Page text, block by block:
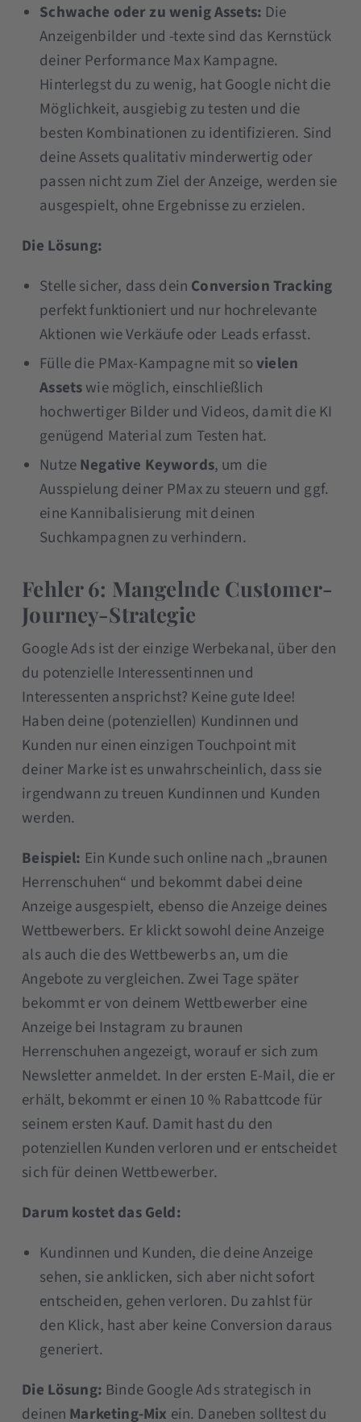
Schwache oder zu wenig Assets: Die
Anzeigenbilder und -texte sind das Kernstück
deiner Performance Max Kampagne.
Hinterlegst du zu wenig, hat Google nicht die
Möglichkeit, ausgiebig zu testen und die
besten Kombinationen zu identifizieren. Sind
deine Assets qualitativ minderwertig oder
passen nicht zum Ziel der Anzeige, werden sie
ausgespielt, ohne Ergebnisse zu erzielen.
Die Lösung:
Stelle sicher, dass dein Conversion Tracking
perfekt funktioniert und nur hochrelevante
Aktionen wie Verkäufe oder Leads erfasst.
Fülle die PMax-Kampagne mit sovielen
Assetswie möglich, einschließlich
hochwertiger Bilder und Videos, damit die KI
genügend Material zum Testen hat.
NutzeNegative Keywords, um die
Ausspielung deiner PMax zu steuern und ggf.
eine Kannibalisierung mit deinen
Suchkampagnen zu verhindern.
Fehler 6: Mangelnde Customer-
Journey-Strategie
Google Ads ist der einzige Werbekanal, über den
du potenzielle Interessentinnen und
Interessenten ansprichst? Keine gute Idee!
Haben deine (potenziellen) Kundinnen und
Kunden nur einen einzigen Touchpoint mit
deiner Marke ist es unwahrscheinlich, dass sie
irgendwann zu treuen Kundinnen und Kunden
werden.
Beispiel: Ein Kunde such online nach „braunen
Herrenschuhen“ und bekommt dabei deine
Anzeige ausgespielt, ebenso die Anzeige deines
Wettbewerbers. Er klickt sowohl deine Anzeige
als auch die des Wettbewerbs an, um die
Angebote zu vergleichen. Zwei Tage später
bekommt er von deinem Wettbewerber eine
Anzeige bei Instagram zu braunen
Herrenschuhen angezeigt, worauf er sich zum
Newsletter anmeldet. In der ersten E-Mail, die er
erhält, bekommt er einen 10 % Rabattcode für
seinem ersten Kauf. Damit hast du den
potenziellen Kunden verloren und er entscheidet
sich für deinen Wettbewerber.
Darum kostet das Geld:
Kundinnen und Kunden, die deine Anzeige
sehen, sie anklicken, sich aber nicht sofort
entscheiden, gehen verloren. Du zahlst für
den Klick, hast aber keine Conversion daraus
generiert.
Die Lösung: Binde Google Ads strategisch in
deinen Marketing-Mix ein. Daneben solltest du